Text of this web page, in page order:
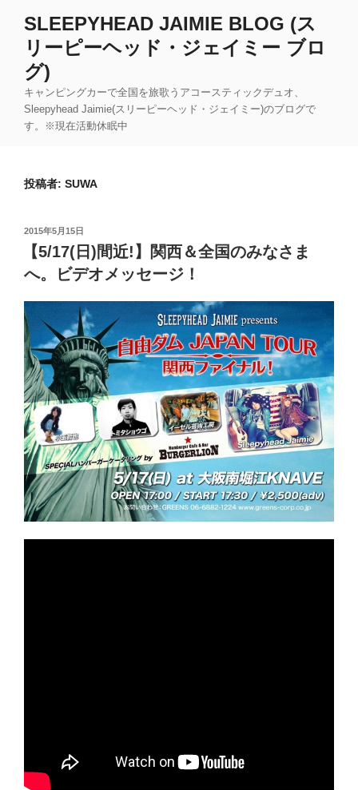
SLEEPYHEAD JAIMIE BLOG (ス
リーピーヘッド・ジェイミー ブロ
グ)
キャンピングカーで全国を旅歌うアコースティックデュオ、
Sleepyhead Jaimie(スリーピーヘッド・ジェイミー)のブログで
す。※現在活動休眠中
投稿者: SUWA
投
日:
2015年5月15日
【5/17(日)間近!】関西＆全国のみなさま
へ。ビデオメッセージ！